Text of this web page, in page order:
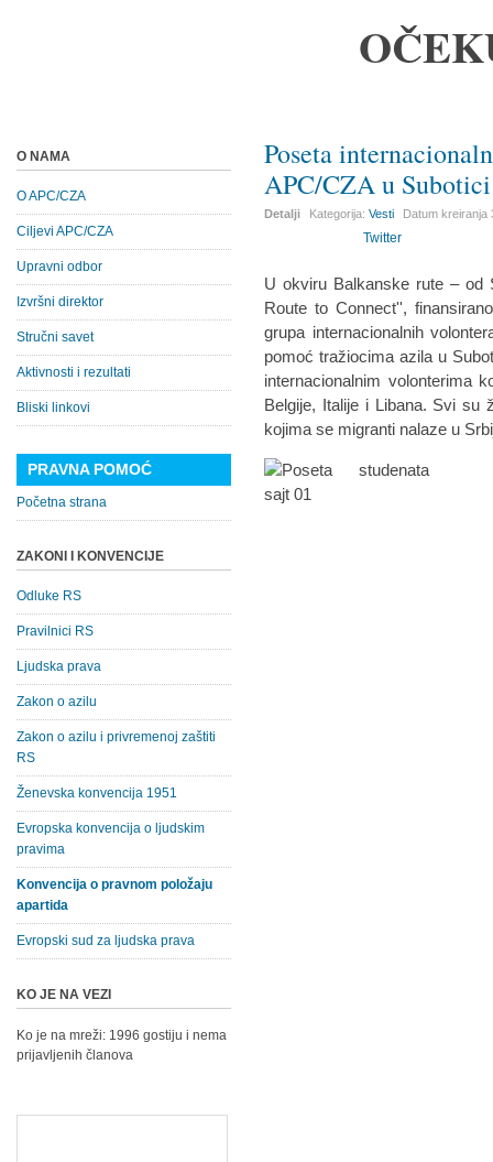
Poseta
APC/CZA u Subotici
Detalji Kategorija:Vesti Datum kreiranja
Twitter
U okviru Balkanske rute – od
Route to Connect'',
grupa internacionalnih
pomoć tražiocima azila u
internacionalnim volonterima
Belgije, Italije i Libana. Svi su
kojima se migranti nalaze u
O NAMA
O APC/CZA
Ciljevi APC/CZA
Upravni odbor
Izvršni direktor
Stručni savet
Aktivnosti i rezultati
Bliski linkovi
PRAVNA POMOĆ
Početna strana
ZAKONI I KONVENCIJE
Odluke RS
Pravilnici RS
Ljudska prava
Zakon o azilu
Zakon o azilu i privremenoj zaštiti
RS
Ženevska konvencija 1951
Evropska konvencija o ljudskim
pravima
Konvencija o pravnom položaju
apartida
Evropski sud za ljudska prava
KO JE NA VEZI
Ko je na mreži: 1996 gostiju i nema
prijavljenih članova